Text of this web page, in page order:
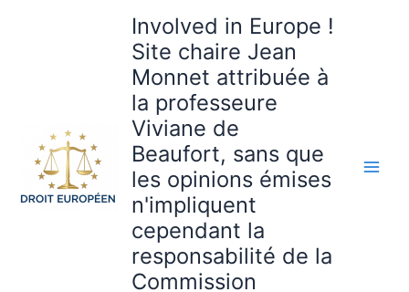
Involved in Europe !
Site chaire Jean
Monnet attribuée à
la professeure
Viviane de
Beaufort, sans que
les opinions émises
n'impliquent
cependant la
responsabilité de la
Commission